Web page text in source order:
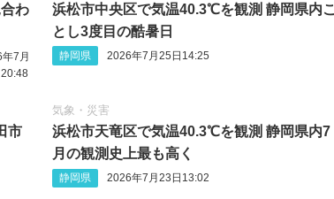
わ
7月
浜松市中央区で気温40.3℃を観測 静岡県内こ
とし3度目の酷暑日
静岡県 2026年7月25日14:25
市
気象・災害
浜松市天竜区で気温40.3℃を観測 静岡県内7
月の観測史上最も高く
静岡県 2026年7月23日13:02